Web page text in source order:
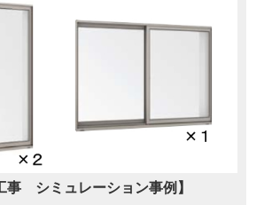
事 シミュレーション事例】